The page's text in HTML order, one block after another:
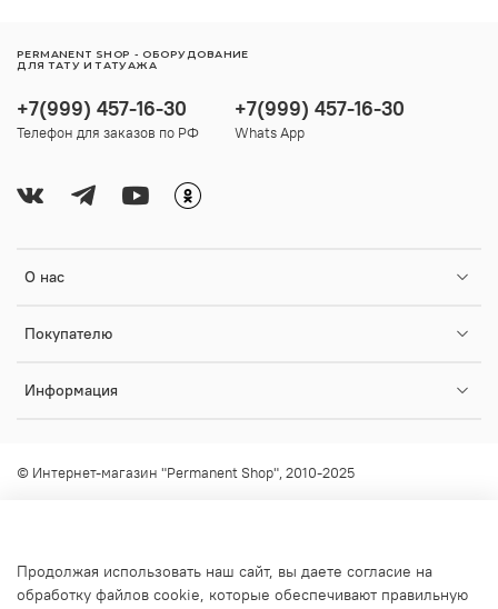
О нас
Покупателю
Информация
+7(999) 457-16-30
Телефон для заказов по РФ
+7(999) 457-16-30
Whats App
PERMANENT SHOP - ОБОРУДОВАНИЕ
ДЛЯ ТАТУ И ТАТУАЖА
© Интернет-магазин "Permanent Shop", 2010-2025
Продолжая использовать наш сайт, вы даете согласие на
обработку файлов cookie, которые обеспечивают правильную